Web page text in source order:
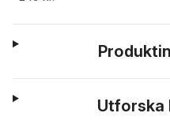
Utforska